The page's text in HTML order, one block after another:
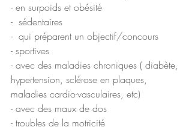
- en surpoids et obésité
-  sédentaires
-  qui préparent un objectif/concours
- sportives
- avec des maladies chroniques ( diabète,
hypertension, sclérose en plaques,
maladies cardio-vasculaires, etc)
- avec des maux de dos
- troubles de la motricité